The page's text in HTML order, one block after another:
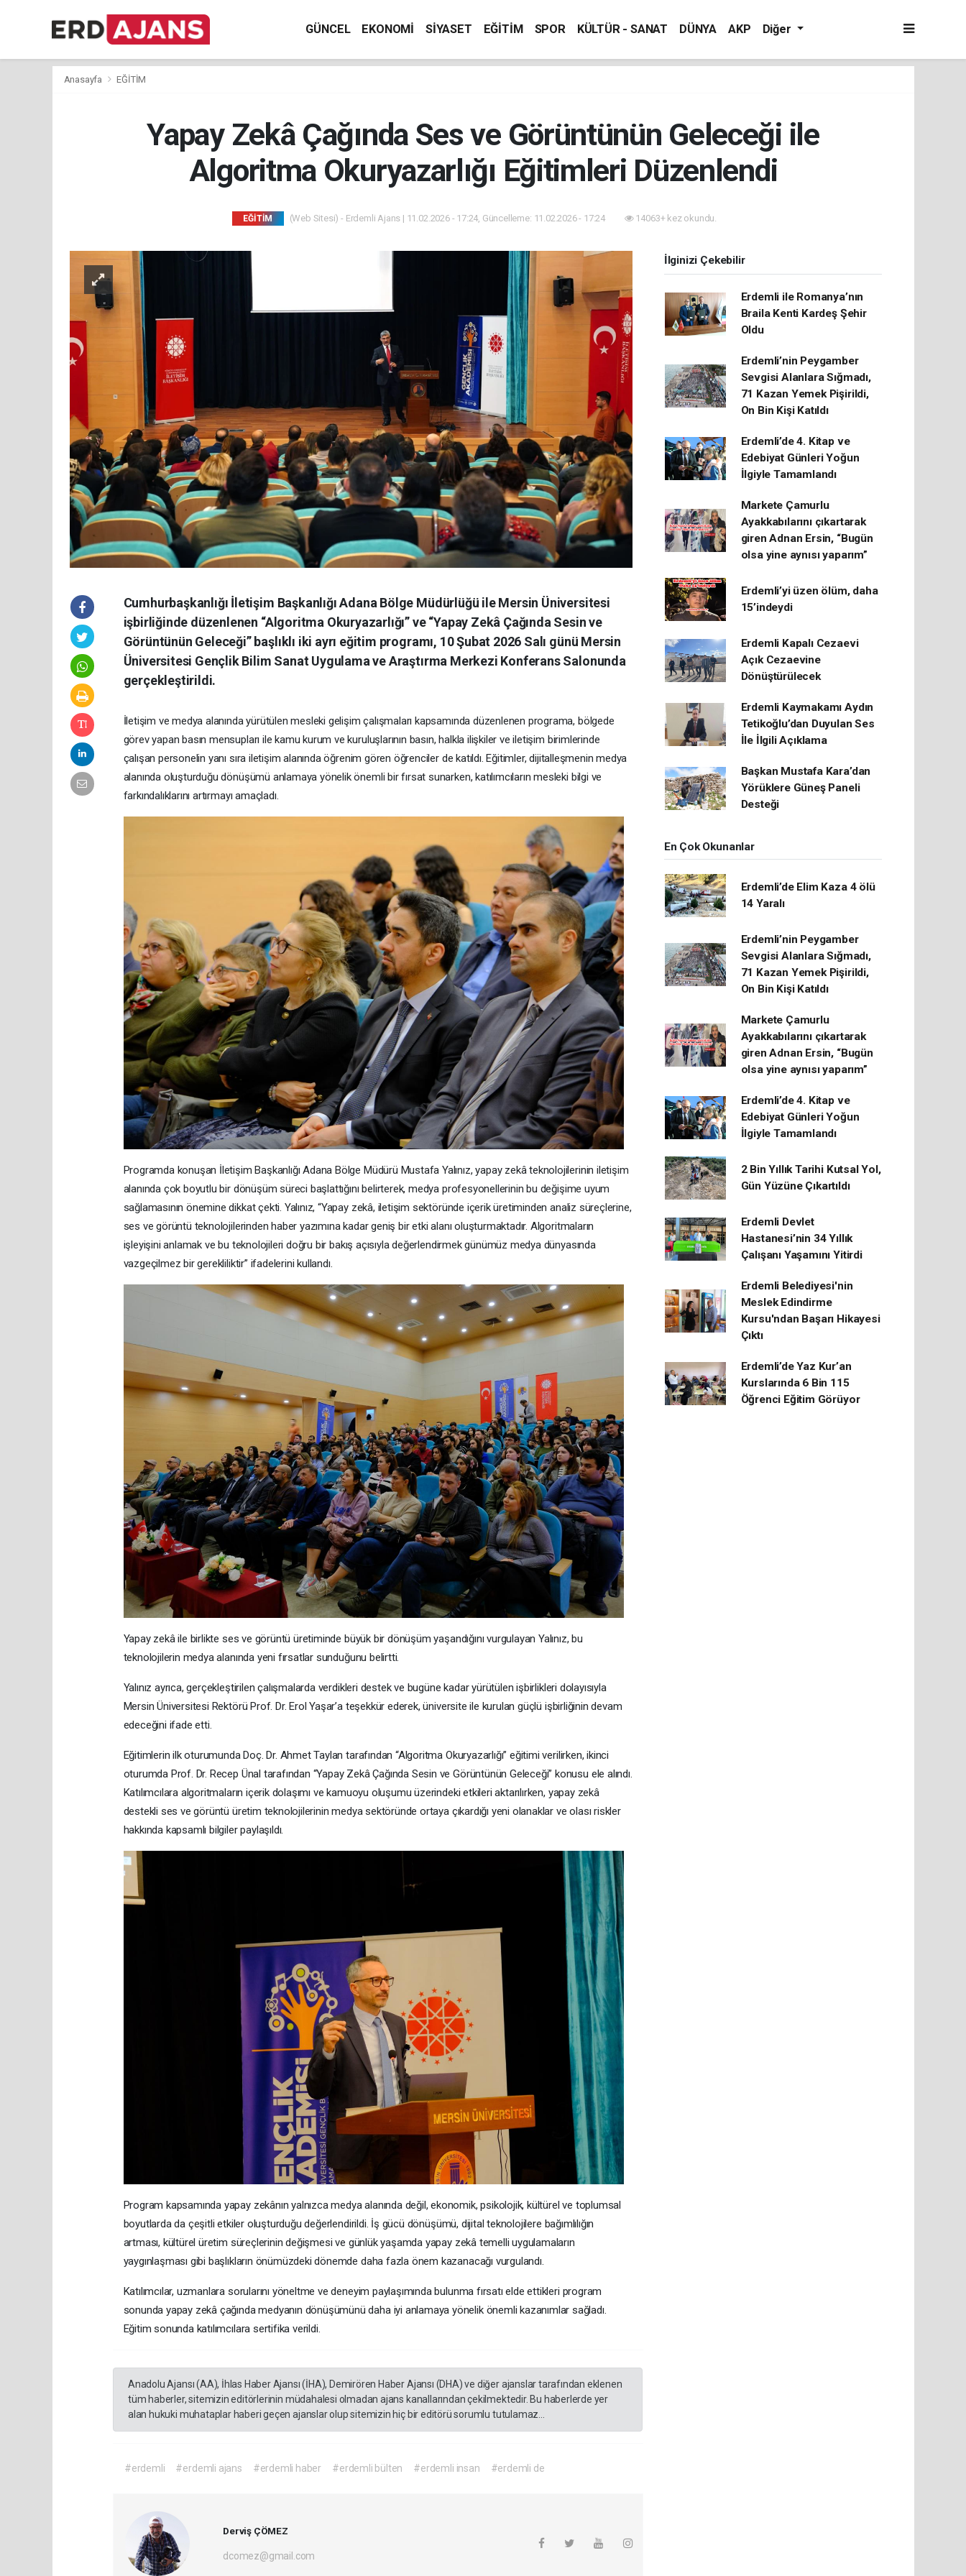
GÜNCEL EKONOMİ SİYASET EĞİTİM SPOR KÜLTÜR - SANAT DÜNYA AKP Diğer
Anasayfa EĞİTİM
Yapay Zekâ Çağında Ses ve Görüntünün Geleceği ile
Algoritma Okuryazarlığı Eğitimleri Düzenlendi
EĞİTİM (Web Sitesi) - Erdemli Ajans | 11.02.2026 - 17:24, Güncelleme: 11.02.2026 - 17:24 14063+ kez okundu.
Cumhurbaşkanlığı İletişim Başkanlığı Adana Bölge Müdürlüğü ile Mersin Üniversitesi
işbirliğinde düzenlenen “Algoritma Okuryazarlığı” ve “Yapay Zekâ Çağında Sesin ve
Görüntünün Geleceği” başlıklı iki ayrı eğitim programı, 10 Şubat 2026 Salı günü Mersin
Üniversitesi Gençlik Bilim Sanat Uygulama ve Araştırma Merkezi Konferans Salonunda
gerçekleştirildi.
İletişim ve medya alanında yürütülen mesleki gelişim çalışmaları kapsamında düzenlenen programa, bölgede
görev yapan basın mensupları ile kamu kurum ve kuruluşlarının basın, halkla ilişkiler ve iletişim birimlerinde
çalışan personelin yanı sıra iletişim alanında öğrenim gören öğrenciler de katıldı. Eğitimler, dijitalleşmenin medya
alanında oluşturduğu dönüşümü anlamaya yönelik önemli bir fırsat sunarken, katılımcıların mesleki bilgi ve
farkındalıklarını artırmayı amaçladı.
Programda konuşan İletişim Başkanlığı Adana Bölge Müdürü Mustafa Yalınız, yapay zekâ teknolojilerinin iletişim
alanında çok boyutlu bir dönüşüm süreci başlattığını belirterek, medya profesyonellerinin bu değişime uyum
sağlamasının önemine dikkat çekti. Yalınız, “Yapay zekâ, iletişim sektöründe içerik üretiminden analiz süreçlerine,
ses ve görüntü teknolojilerinden haber yazımına kadar geniş bir etki alanı oluşturmaktadır. Algoritmaların
işleyişini anlamak ve bu teknolojileri doğru bir bakış açısıyla değerlendirmek günümüz medya dünyasında
vazgeçilmez bir gerekliliktir” ifadelerini kullandı.
Yapay zekâ ile birlikte ses ve görüntü üretiminde büyük bir dönüşüm yaşandığını vurgulayan Yalınız, bu
teknolojilerin medya alanında yeni fırsatlar sunduğunu belirtti.
Yalınız ayrıca, gerçekleştirilen çalışmalarda verdikleri destek ve bugüne kadar yürütülen işbirlikleri dolayısıyla
Mersin Üniversitesi Rektörü Prof. Dr. Erol Yaşar’a teşekkür ederek, üniversite ile kurulan güçlü işbirliğinin devam
edeceğini ifade etti.
Eğitimlerin ilk oturumunda Doç. Dr. Ahmet Taylan tarafından “Algoritma Okuryazarlığı” eğitimi verilirken, ikinci
oturumda Prof. Dr. Recep Ünal tarafından “Yapay Zekâ Çağında Sesin ve Görüntünün Geleceği” konusu ele alındı.
Katılımcılara algoritmaların içerik dolaşımı ve kamuoyu oluşumu üzerindeki etkileri aktarılırken, yapay zekâ
destekli ses ve görüntü üretim teknolojilerinin medya sektöründe ortaya çıkardığı yeni olanaklar ve olası riskler
hakkında kapsamlı bilgiler paylaşıldı.
Program kapsamında yapay zekânın yalnızca medya alanında değil, ekonomik, psikolojik, kültürel ve toplumsal
boyutlarda da çeşitli etkiler oluşturduğu değerlendirildi. İş gücü dönüşümü, dijital teknolojilere bağımlılığın
artması, kültürel üretim süreçlerinin değişmesi ve günlük yaşamda yapay zekâ temelli uygulamaların
yaygınlaşması gibi başlıkların önümüzdeki dönemde daha fazla önem kazanacağı vurgulandı.
Katılımcılar, uzmanlara sorularını yöneltme ve deneyim paylaşımında bulunma fırsatı elde ettikleri program
sonunda yapay zekâ çağında medyanın dönüşümünü daha iyi anlamaya yönelik önemli kazanımlar sağladı.
Eğitim sonunda katılımcılara sertifika verildi.
Anadolu Ajansı (AA), İhlas Haber Ajansı (İHA), Demirören Haber Ajansı (DHA) ve diğer ajanslar tarafından eklenen
tüm haberler, sitemizin editörlerinin müdahalesi olmadan ajans kanallarından çekilmektedir. Bu haberlerde yer
alan hukuki muhataplar haberi geçen ajanslar olup sitemizin hiç bir editörü sorumlu tutulamaz...
#erdemli #erdemli ajans #erdemli haber #erdemli bülten #erdemli insan #erdemli de
Derviş ÇÖMEZ
dcomez@gmail.com
İlginizi Çekebilir
Erdemli ile Romanya’nın
Braila Kenti Kardeş Şehir
Oldu
Erdemli’nin Peygamber
Sevgisi Alanlara Sığmadı,
71 Kazan Yemek Pişirildi,
On Bin Kişi Katıldı
Erdemli’de 4. Kitap ve
Edebiyat Günleri Yoğun
İlgiyle Tamamlandı
Markete Çamurlu
Ayakkabılarını çıkartarak
giren Adnan Ersin, “Bugün
olsa yine aynısı yaparım”
Erdemli’yi üzen ölüm, daha
15’indeydi
Erdemli Kapalı Cezaevi
Açık Cezaevine
Dönüştürülecek
Erdemli Kaymakamı Aydın
Tetikoğlu’dan Duyulan Ses
İle İlgili Açıklama
Başkan Mustafa Kara’dan
Yörüklere Güneş Paneli
Desteği
En Çok Okunanlar
Erdemli’de Elim Kaza 4 ölü
14 Yaralı
Erdemli’nin Peygamber
Sevgisi Alanlara Sığmadı,
71 Kazan Yemek Pişirildi,
On Bin Kişi Katıldı
Markete Çamurlu
Ayakkabılarını çıkartarak
giren Adnan Ersin, “Bugün
olsa yine aynısı yaparım”
Erdemli’de 4. Kitap ve
Edebiyat Günleri Yoğun
İlgiyle Tamamlandı
2 Bin Yıllık Tarihi Kutsal Yol,
Gün Yüzüne Çıkartıldı
Erdemli Devlet
Hastanesi’nin 34 Yıllık
Çalışanı Yaşamını Yitirdi
Erdemli Belediyesi'nin
Meslek Edindirme
Kursu'ndan Başarı Hikayesi
Çıktı
Erdemli’de Yaz Kur’an
Kurslarında 6 Bin 115
Öğrenci Eğitim Görüyor